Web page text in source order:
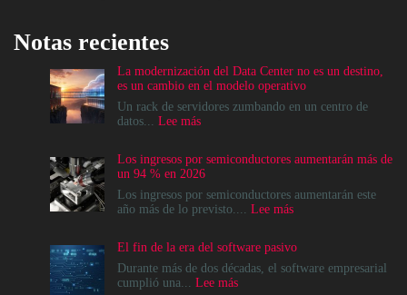
Notas recientes
La modernización del Data Center no es un destino,
es un cambio en el modelo operativo
Un rack de servidores zumbando en un centro de
datos... Lee más:
del
Data
Center
no
destino,
es
un
Los ingresos por semiconductores aumentarán más de
un 94 % en 2026
Los ingresos por semiconductores aumentarán este
año más de lo previsto.... Lee más:
por
semiconductores
El fin de la era del software pasivo
Durante más de dos décadas, el software empresarial
cumplió una... Lee más: